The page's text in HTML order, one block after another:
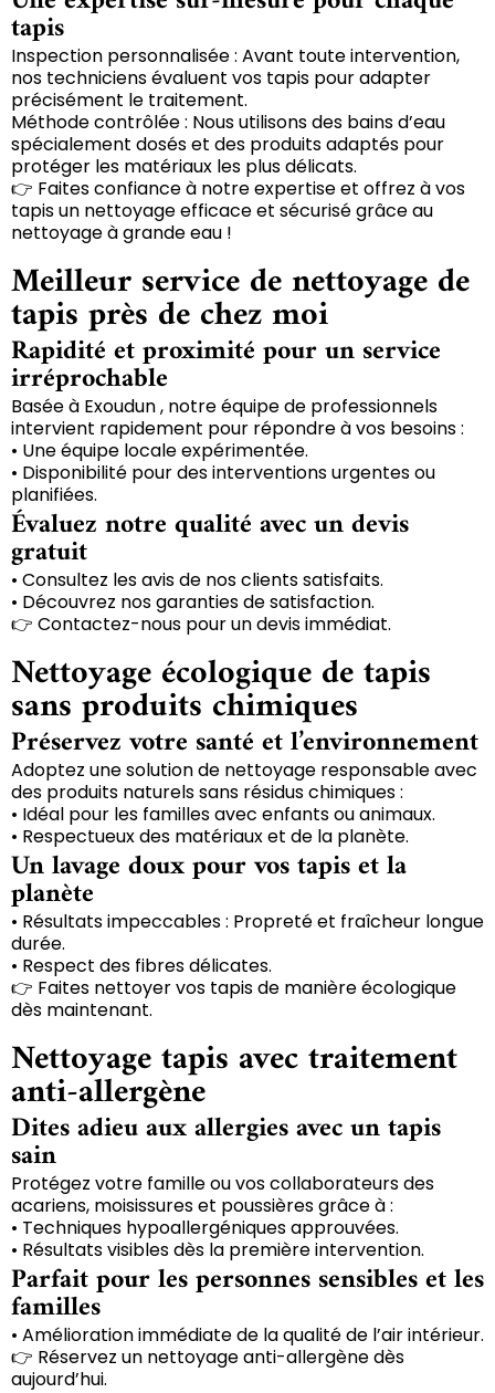
tapis
Inspection personnalisée : Avant toute intervention,
nos techniciens évaluent vos tapis pour adapter
précisément le traitement.
Méthode contrôlée : Nous utilisons des bains d’eau
spécialement dosés et des produits adaptés pour
protéger les matériaux les plus délicats.
👉 Faites confiance à notre expertise et offrez à vos
tapis un nettoyage efficace et sécurisé grâce au
nettoyage à grande eau !
Meilleur service de nettoyage de
tapis près de chez moi
Rapidité et proximité pour un service
irréprochable
Basée à Exoudun , notre équipe de professionnels
intervient rapidement pour répondre à vos besoins :
• Une équipe locale expérimentée.
• Disponibilité pour des interventions urgentes ou
planifiées.
Évaluez notre qualité avec un devis
gratuit
• Consultez les avis de nos clients satisfaits.
• Découvrez nos garanties de satisfaction.
👉 Contactez-nous pour un devis immédiat.
Nettoyage écologique de tapis
sans produits chimiques
Préservez votre santé et l’environnement
Adoptez une solution de nettoyage responsable avec
des produits naturels sans résidus chimiques :
• Idéal pour les familles avec enfants ou animaux.
• Respectueux des matériaux et de la planète.
Un lavage doux pour vos tapis et la
planète
• Résultats impeccables : Propreté et fraîcheur longue
durée.
• Respect des fibres délicates.
👉 Faites nettoyer vos tapis de manière écologique
dès maintenant.
Nettoyage tapis avec traitement
anti-allergène
Dites adieu aux allergies avec un tapis
sain
Protégez votre famille ou vos collaborateurs des
acariens, moisissures et poussières grâce à :
• Techniques hypoallergéniques approuvées.
• Résultats visibles dès la première intervention.
Parfait pour les personnes sensibles et les
familles
• Amélioration immédiate de la qualité de l’air intérieur.
👉 Réservez un nettoyage anti-allergène dès
aujourd’hui.